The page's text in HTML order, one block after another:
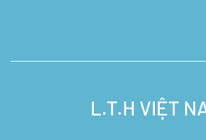
L.T.H VIỆT